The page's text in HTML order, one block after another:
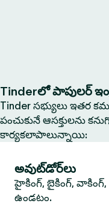
Tinderలో పాపులర్
Tinder సభ్యులు ఇతర
పంచుకునే ఆసక్తులను
కార్యకలాపాలున్నాయి:
అవుట్‌డోర్‌లు
హైకింగ్, బైకింగ్,
ఉండటం.